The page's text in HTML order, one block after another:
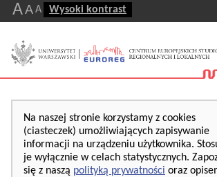
AA A Wysoki kontrast
Na naszej stronie korzystamy z cookies
(ciasteczek) umożliwiających zapisywanie
informacji na urządzeniu użytkownika.
je wyłącznie w celach statystycznych.
się z naszą polityką prywatności oraz